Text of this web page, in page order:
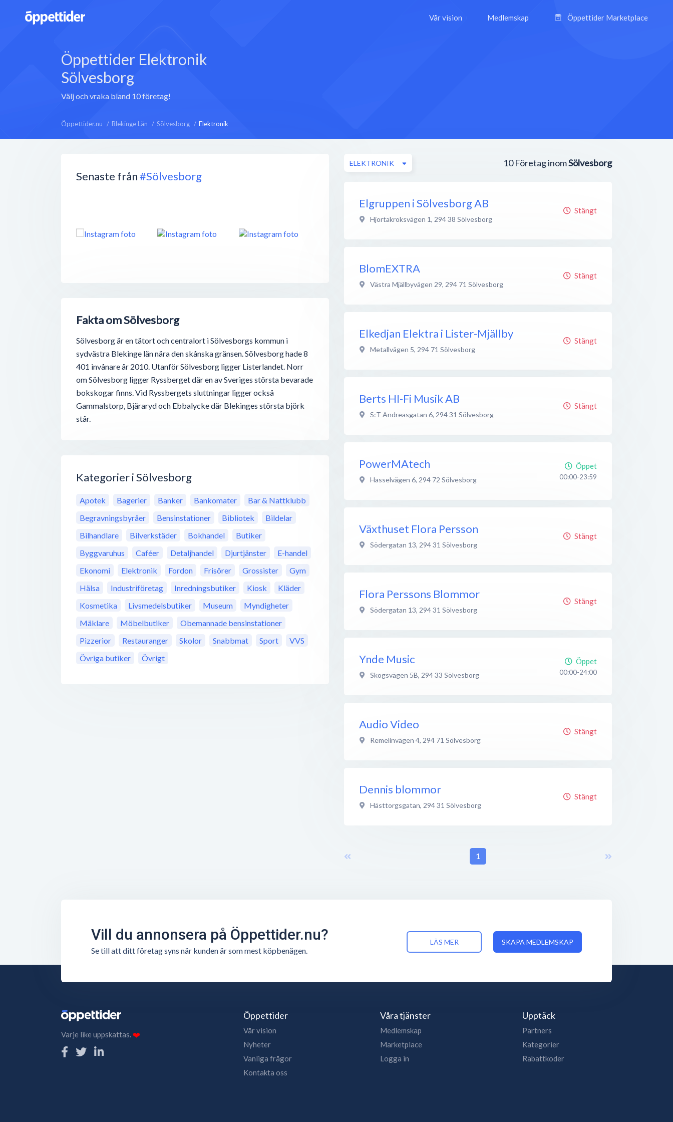
Vår vision Medlemskap Öppettider Marketplace
Öppettider Elektronik
Sölvesborg
Välj och vraka bland 10 företag!
Öppettider.nu Blekinge Län Sölvesborg Elektronik
Senaste från#Sölvesborg
Fakta om Sölvesborg
Sölvesborg är en tätort och centralort i Sölvesborgs kommun i
sydvästra Blekinge län nära den skånska gränsen. Sölvesborg hade 8
401 invånare år 2010. Utanför Sölvesborg ligger Listerlandet. Norr
om Sölvesborg ligger Ryssberget där en av Sveriges största bevarade
bokskogar finns. Vid Ryssbergets sluttningar ligger också
Gammalstorp, Bjäraryd och Ebbalycke där Blekinges största björk
står.
Kategorier i Sölvesborg
Apotek Bagerier Banker Bankomater
Bar & Nattklubb
Begravningsbyråer
Bensinstationer Bibliotek
Bildelar
Bilhandlare
Bilverkstäder Bokhandel
Butiker
Byggvaruhus
Caféer Detaljhandel Djurtjänster
E-handel
Ekonomi
Elektronik Fordon Frisörer Grossister
Gym
Hälsa
Industriföretag Inredningsbutiker Kiosk
Kläder
Kosmetika
Livsmedelsbutiker Museum
Myndigheter
Mäklare
Möbelbutiker
Obemannade bensinstationer
Pizzerior
Restauranger Skolor Snabbmat Sport
VVS
Övriga butiker
Övrigt
10 Företag inomSölvesborg
ELEKTRONIK
Elgruppen i Sölvesborg AB
Hjortakroksvägen 1, 294 38 Sölvesborg
Stängt
BlomEXTRA
Västra Mjällbyvägen 29, 294 71 Sölvesborg
Stängt
Elkedjan Elektra i Lister-Mjällby
Metallvägen 5, 294 71 Sölvesborg
Stängt
Berts HI-Fi Musik AB
S:T Andreasgatan 6, 294 31 Sölvesborg
Stängt
PowerMAtech
Hasselvägen 6, 294 72 Sölvesborg
Öppet
00:00-23:59
Växthuset Flora Persson
Södergatan 13, 294 31 Sölvesborg
Stängt
Flora Perssons Blommor
Södergatan 13, 294 31 Sölvesborg
Stängt
Ynde Music
Skogsvägen 5B, 294 33 Sölvesborg
Öppet
00:00-24:00
Audio Video
Remelinvägen 4, 294 71 Sölvesborg
Stängt
Dennis blommor
Hästtorgsgatan, 294 31 Sölvesborg
Stängt
1
Vill du annonsera på Öppettider.nu?
Se till att ditt företag syns när kunden är som mest köpbenägen.
LÄS MER SKAPA MEDLEMSKAP
Varje like uppskattas.❤️
Öppettider
Vår vision
Nyheter
Vanliga frågor
Kontakta oss
Våra tjänster
Medlemskap
Marketplace
Logga in
Upptäck
Partners
Kategorier
Rabattkoder